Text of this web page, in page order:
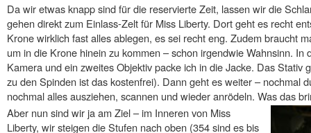
Da wir etwas knapp sind für die reservierte Zeit, lassen wir die
gehen direkt zum Einlass-Zelt für Miss Liberty. Dort geht es recht
Krone wirklich fast alles ablegen, es sei recht eng. Zudem braucht
um in die Krone hinein zu kommen – schon irgendwie Wahnsinn. In
Kamera und ein zweites Objektiv packe ich in die Jacke. Das Stativ
zu den Spinden ist das kostenfrei). Dann geht es weiter – nochmal
nochmal alles ausziehen, scannen und wieder anrödeln. Was das
Aber nun sind wir ja am Ziel – im Inneren von Miss
Liberty, wir steigen die Stufen nach oben (354 sind es bis